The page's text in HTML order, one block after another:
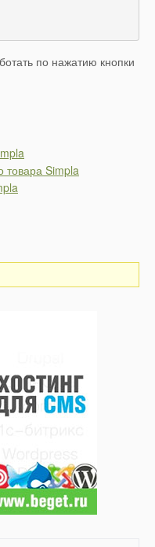
по нажатию кнопки
товара Simpla